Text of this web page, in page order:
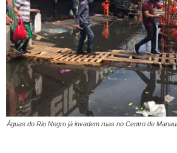
Águas do Rio Negro já invadem ruas no Centro de